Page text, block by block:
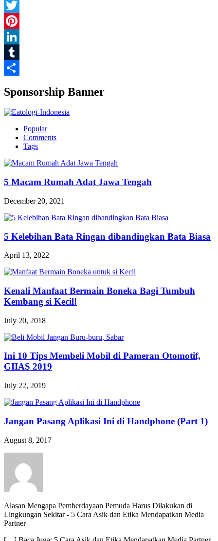
Facebook
Twitter
Pinterest
LinkedIn
Tumblr
Sponsorship Banner
Popular
Comments
Tags
5 Macam Rumah Adat Jawa Tengah
December 20, 2021
5 Kelebihan Bata Ringan dibandingkan Bata Biasa
April 13, 2022
Kenali Manfaat Bermain Boneka Bagi Tumbuh
Kembang si Kecil!
July 20, 2018
Ini 10 Tips Membeli Mobil di Pameran Otomotif,
GIIAS 2019
July 22, 2019
Jangan Pasang Aplikasi Ini di Handphone (Part 1)
August 8, 2017
Alasan Mengapa Pemberdayaan Pemuda Harus Dilakukan di
Lingkungan Sekitar- 5 Cara Asik dan Etika Mendapatkan Media
Partner